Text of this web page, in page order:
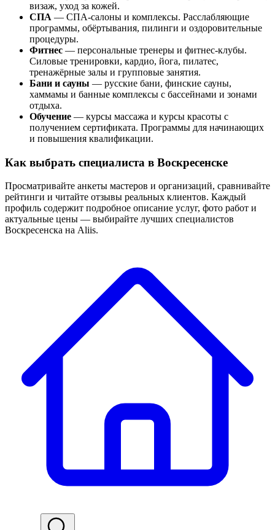
визаж, уход за кожей.
СПА — СПА-салоны и комплексы. Расслабляющие
программы, обёртывания, пилинги и оздоровительные
процедуры.
Фитнес — персональные тренеры и фитнес-клубы.
Силовые тренировки, кардио, йога, пилатес,
тренажёрные залы и групповые занятия.
Бани и сауны — русские бани, финские сауны,
хаммамы и банные комплексы с бассейнами и зонами
отдыха.
Обучение — курсы массажа и курсы красоты с
получением сертификата. Программы для начинающих
и повышения квалификации.
Как выбрать специалиста в Воскресенске
Просматривайте анкеты мастеров и организаций, сравнивайте
рейтинги и читайте отзывы реальных клиентов. Каждый
профиль содержит подробное описание услуг, фото работ и
актуальные цены — выбирайте лучших специалистов
Воскресенска на Aliis.